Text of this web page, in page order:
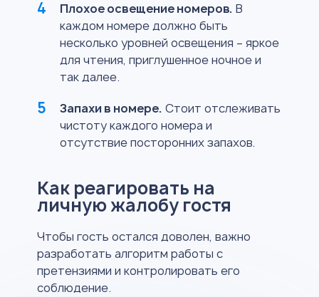
Плохое освещение номеров. В
каждом номере должно быть
несколько уровней освещения – яркое
для чтения, приглушенное ночное и
так далее.
Запахи в номере. Стоит отслеживать
чистоту каждого номера и
отсутствие посторонних запахов.
Как реагировать на
личную жалобу гостя
Чтобы гость остался доволен, важно
разработать алгоритм работы с
претензиями и контролировать его
соблюдение.